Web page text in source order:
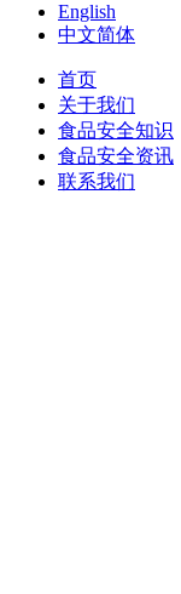
English
中文简体
首页
关于我们
食品安全知识
食品安全资讯
联系我们